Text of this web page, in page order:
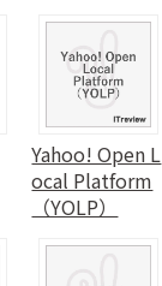
Yahoo! Open L
ocal Platform
（YOLP）